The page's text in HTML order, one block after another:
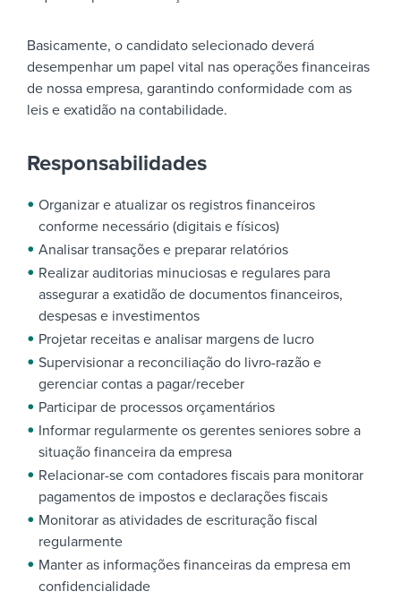
Basicamente, o candidato selecionado deverá
desempenhar um papel vital nas operações financeiras
de nossa empresa, garantindo conformidade com as
leis e exatidão na contabilidade.
Responsabilidades
Organizar e atualizar os registros financeiros
conforme necessário (digitais e físicos)
Analisar transações e preparar relatórios
Realizar auditorias minuciosas e regulares para
assegurar a exatidão de documentos financeiros,
despesas e investimentos
Projetar receitas e analisar margens de lucro
Supervisionar a reconciliação do livro-razão e
gerenciar contas a pagar/receber
Participar de processos orçamentários
Informar regularmente os gerentes seniores sobre a
situação financeira da empresa
Relacionar-se com contadores fiscais para monitorar
pagamentos de impostos e declarações fiscais
Monitorar as atividades de escrituração fiscal
regularmente
Manter as informações financeiras da empresa em
confidencialidade